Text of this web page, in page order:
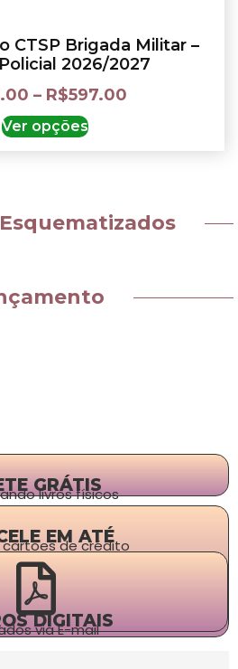
CTSP Brigada Militar –
2026/2027
– R$597.00
Ver opções
GRÁTIS
livros físicos
EM ATÉ
cartões de crédito
DIGITAIS
via E-mail